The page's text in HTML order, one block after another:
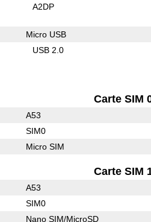
A2DP
Micro USB
USB 2.0
Carte SIM
A53
SIM0
Micro SIM
Carte SIM
A53
SIM0
Nano SIM/MicroSD